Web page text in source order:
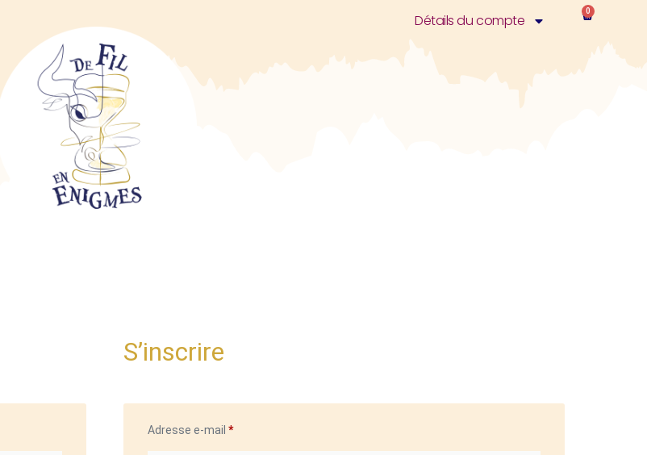
Détails du compte
0
S’inscrire
Adresse e-mail *